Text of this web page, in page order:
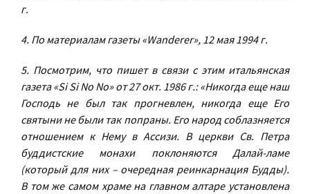
г.
4. По материалам газеты «Wanderer», 12 мая 1994 г.
5. Посмотрим, что пишет в связи с этим итальянская
газета «Si Si No No» от 27 окт. 1986 г.: «Никогда еще наш
Господь не был так прогневлен, никогда еще Его
святыни не были так попраны. Его народ соблазняется
отношением к Нему в Ассизи. В церкви Св. Петра
буддистские монахи поклоняются Далай-ламе
(который для них – очередная реинкарнация Будды).
В том же самом храме на главном алтаре установлена